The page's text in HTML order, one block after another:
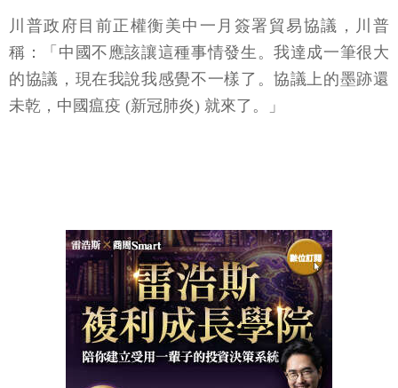
川普政府目前正權衡美中一月簽署貿易協議，川普
稱：「中國不應該讓這種事情發生。我達成一筆很大
的協議，現在我說我感覺不一樣了。協議上的墨跡還
未乾，中國瘟疫 (新冠肺炎) 就來了。」